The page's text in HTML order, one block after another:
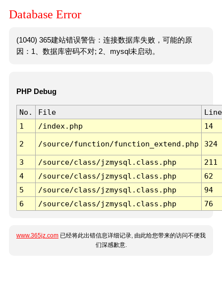
Database Error
(1040) 365建站错误警告：连接数据库失败，可能的原
因：1、数据库密码不对; 2、mysql未启动。
PHP Debug
No. File
Line
1
/index.php 14
2 /source/function/function_extend.php 324
3 /source/class/jzmysql.class.php
211
4
/source/class/jzmysql.class.php
62
5
/source/class/jzmysql.class.php
94
6
/source/class/jzmysql.class.php 76
www.365jz.com 已经将此出错信息详细记录, 由此给您带来的访问不便我
们深感歉意.